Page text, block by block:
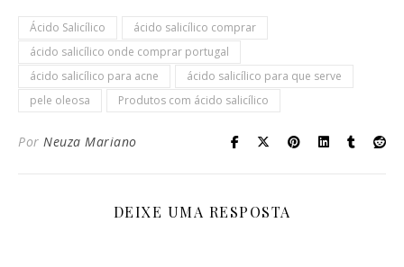
Ácido Salicílico
ácido salicílico comprar
ácido salicílico onde comprar portugal
ácido salicílico para acne
ácido salicílico para que serve
pele oleosa
Produtos com ácido salicílico
Por Neuza Mariano
DEIXE UMA RESPOSTA